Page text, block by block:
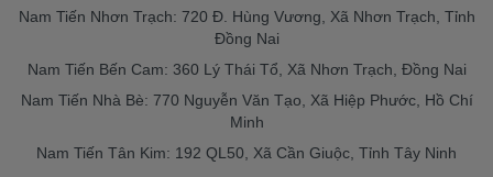
Nam Tiến Nhơn Trạch: 720 Đ. Hùng Vương, Xã Nhơn Trạch, Tỉnh
Đồng Nai
Nam Tiến Bến Cam: 360 Lý Thái Tổ, Xã Nhơn Trạch, Đồng Nai
Nam Tiến Nhà Bè: 770 Nguyễn Văn Tạo, Xã Hiệp Phước, Hồ Chí
Minh
Nam Tiến Tân Kim: 192 QL50, Xã Cần Giuộc, Tỉnh Tây Ninh